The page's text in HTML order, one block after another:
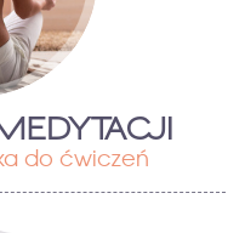
do ćwiczeń